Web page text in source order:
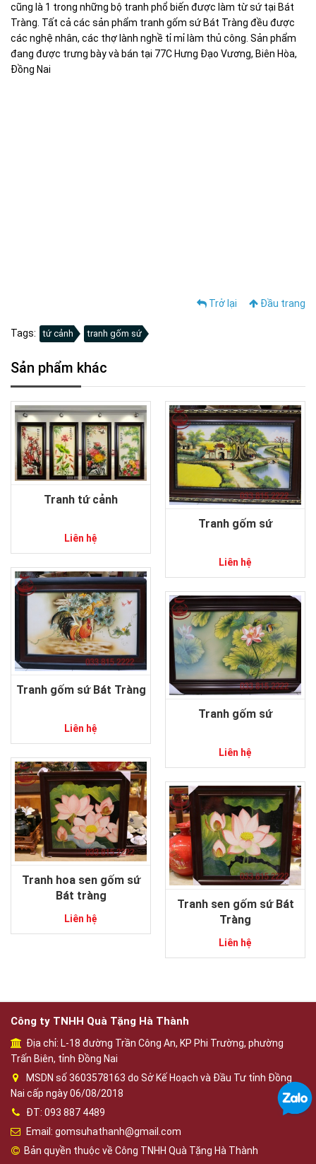
cũng là 1 trong những bộ tranh phổ biến được làm từ sứ tại Bát
Tràng. Tất cả các sản phẩm tranh gốm sứ Bát Tràng đều được
các nghệ nhân, các thợ lành nghề tỉ mỉ làm thủ công. Sản phẩm
đang được trưng bày và bán tại 77C Hưng Đạo Vương, Biên Hòa,
Đồng Nai
Trở lại Đầu trang
Tags: tứ cảnh tranh gốm sứ
Sản phẩm khác
Tranh tứ cảnh
Liên hệ
Tranh gốm sứ
Liên hệ
Tranh gốm sứ Bát Tràng
Liên hệ
Tranh gốm sứ
Liên hệ
Tranh hoa sen gốm sứ
Bát tràng
Liên hệ
Tranh sen gốm sứ Bát
Tràng
Liên hệ
Công ty TNHH Quà Tặng Hà Thành
Địa chỉ: L-18 đường Trần Công An, KP Phi Trường, phường
Trấn Biên, tỉnh Đồng Nai
MSDN số 3603578163 do Sở Kế Hoạch và Đầu Tư tỉnh Đồng
Nai cấp ngày 06/08/2018
ĐT: 093 887 4489
Email: gomsuhathanh@gmail.com
Bản quyền thuộc về Công TNHH Quà Tặng Hà Thành